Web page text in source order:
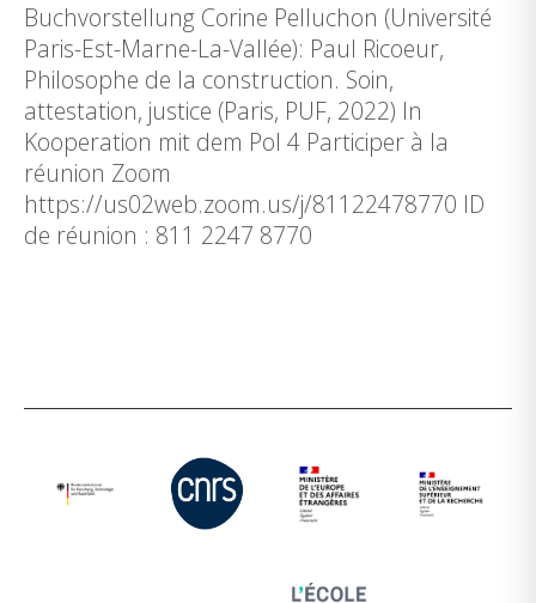
Buchvorstellung Corine Pelluchon (Université
Paris-Est-Marne-La-Vallée): Paul Ricoeur,
Philosophe de la construction. Soin,
attestation, justice (Paris, PUF, 2022) In
Kooperation mit dem Pol 4 Participer à la
réunion Zoom
https://us02web.zoom.us/j/81122478770 ID
de réunion : 811 2247 8770